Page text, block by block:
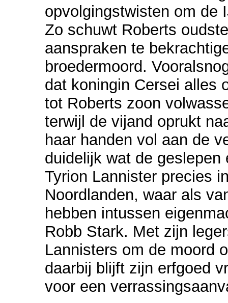
opvolgingstwisten om de
Zo schuwt Roberts
aanspraken te
broedermoord.
dat koningin Cersei alles
tot Roberts zoon
terwijl de vijand oprukt
haar handen vol aan de
duidelijk wat de
Tyrion Lannister precies
Noordlanden, waar als
hebben intussen
Robb Stark. Met zijn
Lannisters om de moord
daarbij blijft zijn erfgoed
voor een